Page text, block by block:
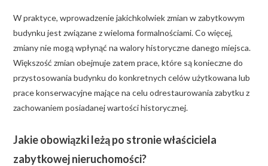
W praktyce, wprowadzenie jakichkolwiek zmian w zabytkowym
budynku jest związane z wieloma formalnościami. Co więcej,
zmiany nie mogą wpłynąć na walory historyczne danego miejsca.
Większość zmian obejmuje zatem prace, które są konieczne do
przystosowania budynku do konkretnych celów użytkowana lub
prace konserwacyjne mające na celu odrestaurowania zabytku z
zachowaniem posiadanej wartości historycznej.
Jakie obowiązki leżą po stronie właściciela
zabytkowej nieruchomości?